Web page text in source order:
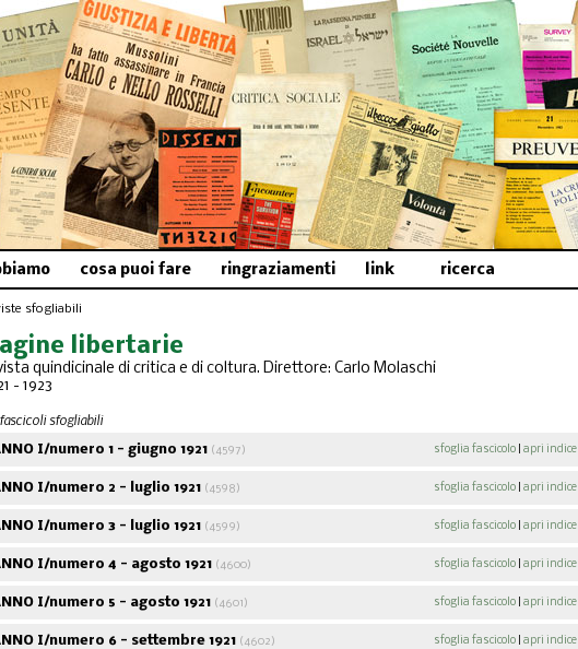
cosa puoi fare ringraziamenti link ricerca
sfogliabili
libertarie
quindicinale di critica e di coltura. Direttore: Carlo Molaschi
- 1923
fascicoli sfogliabili
sfoglia fascicolo apri indice
I/numero 1 - giugno 1921 (4597)
sfoglia fascicolo apri indice
I/numero 2 - luglio 1921 (4598)
sfoglia fascicolo apri indice
I/numero 3 - luglio 1921 (4599)
sfoglia fascicolo apri indice
I/numero 4 - agosto 1921 (4600)
sfoglia fascicolo apri indice
I/numero 5 - agosto 1921 (4601)
sfoglia fascicolo apri indice
I/numero 6 - settembre 1921 (4602)